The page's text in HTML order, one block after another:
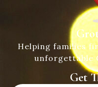
Helping families
unforgettable
Get